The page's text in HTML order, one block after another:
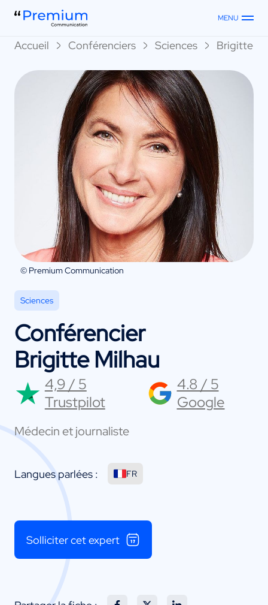
MENU
Accueil Conférenciers Sciences Brigitte
© Premium Communication
Sciences
Conférencier
Brigitte Milhau
4,9 / 5
Trustpilot
4.8 / 5
Google
Médecin et journaliste
Langues parlées : FR
Solliciter cet expert